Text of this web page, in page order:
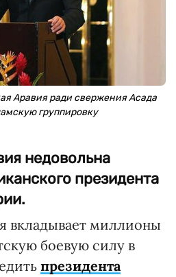
Аравия ради свержения Асада
группировку
недовольна
президента
вкладывает миллионы
боевую силу в
президента